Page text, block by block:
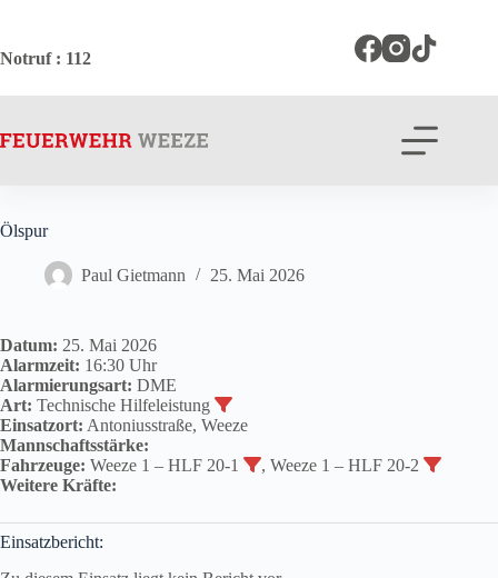
springen
Notruf: 112
Ölspur
Paul Gietmann 25. Mai 2026
Datum: 25. Mai 2026
Alarmzeit: 16:30 Uhr
Alarmierungsart: DME
Art: Technische Hilfeleistung
Einsatzort: Antoniusstraße, Weeze
Mannschaftsstärke:
Fahrzeuge: Weeze 1 – HLF 20-1
, Weeze 1 – HLF 20-2
Weitere Kräfte:
Einsatzbericht: